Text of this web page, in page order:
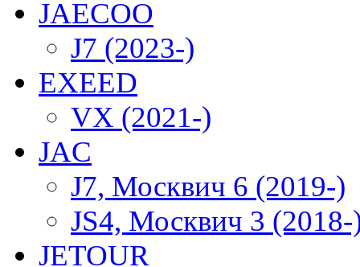
JAECOO
J7 (2023-)
EXEED
VX (2021-)
JAC
J7, Москвич 6 (2019-)
JS4, Москвич 3 (2018-
JETOUR